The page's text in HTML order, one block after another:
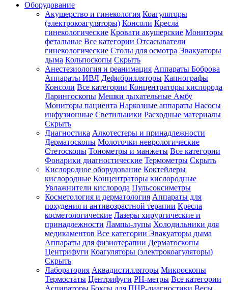
Оборудование
Акушерство и гинекология Коагуляторы
(электрокоагуляторы) Консоли Кресла
гинекологические Кровати акушерские Мониторы
фетальные Все категории Отсасыватели
гинекологические Столы для осмотра Эвакуаторы
дыма Кольпоскопы Скрыть
Анестезиология и реанимация Аппараты Боброва
Аппараты ИВЛ Дефибрилляторы Капнографы
Консоли Все категории Концентраторы кислорода
Ларингоскопы Мешки дыхательные Амбу
Мониторы пациента Наркозные аппараты Насосы
инфузионные Светильники Расходные материалы
Скрыть
Диагностика Алкотестеры и принадлежности
Дерматоскопы Молоточки неврологические
Стетоскопы Тонометры и манжеты Все категории
Фонарики диагностические Термометры Скрыть
Кислородное оборудование Коктейлеры
кислородные Концентраторы кислородные
Увлажнители кислорода Пульсоксиметры
Косметология и дерматология Аппараты для
похудения и антивозрастной терапии Кресла
косметологические Лазеры хирургические и
принадлежности Лампы-лупы Холодильники для
медикаментов Все категории Эвакуаторы дыма
Аппараты для физиотерапии Дерматоскопы
Центрифуги Коагуляторы (электрокоагуляторы)
Скрыть
Лаборатория Аквадистилляторы Микроскопы
Термостаты Центрифуги PH-метры Все категории
Аспираторы Боксы для ПЦР-диагностики Весы